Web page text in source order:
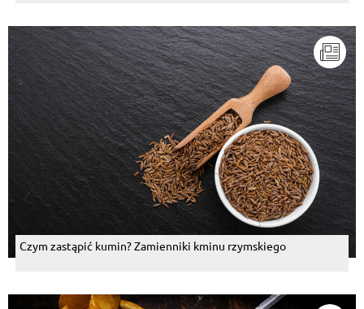
Czym zastąpić kumin? Zamienniki kminu rzymskiego